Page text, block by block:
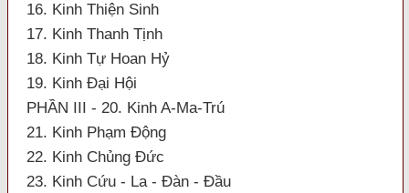
16. Kinh Thiện Sinh
17. Kinh Thanh Tịnh
18. Kinh Tự Hoan Hỷ
19. Kinh Đại Hội
PHẦN III - 20. Kinh A-Ma-Trú
21. Kinh Phạm Động
22. Kinh Chủng Đức
23. Kinh Cứu - La - Đàn - Đầu